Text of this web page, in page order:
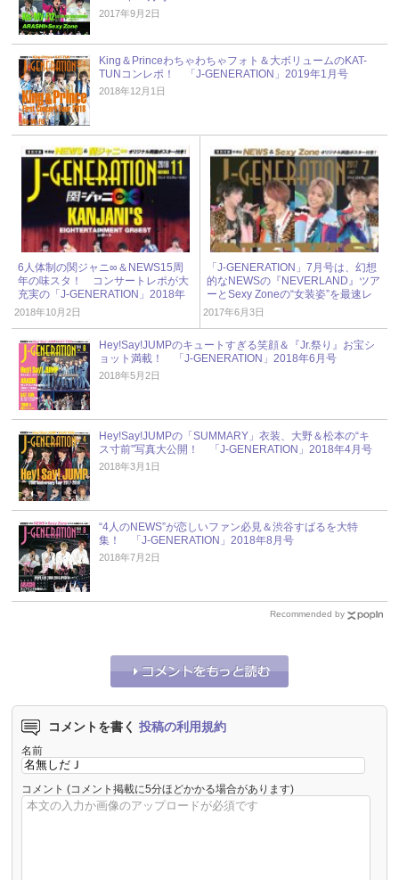
2017年9月2日
King＆Princeわちゃわちゃフォト＆大ボリュームのKAT-
TUNコンレポ！ 「J-GENERATION」2019年1月号
2018年12月1日
6人体制の関ジャニ∞＆NEWS15周
年の味スタ！ コンサートレポが大
充実の「J-GENERATION」2018年
11月号
2018年10月2日
「J-GENERATION」7月号は、幻想
的なNEWSの『NEVERLAND』ツア
ーとSexy Zoneの“女装姿”を最速レ
ポート！
2017年6月3日
Hey!Say!JUMPのキュートすぎる笑顔＆『Jr.祭り』お宝シ
ョット満載！ 「J-GENERATION」2018年6月号
2018年5月2日
Hey!Say!JUMPの「SUMMARY」衣装、大野＆松本の“キ
ス寸前”写真大公開！ 「J-GENERATION」2018年4月号
2018年3月1日
“4人のNEWS”が恋しいファン必見＆渋谷すばるを大特
集！ 「J-GENERATION」2018年8月号
2018年7月2日
Recommended by
コメントを書く 投稿の利用規約
名前
コメント (コメント掲載に5分ほどかかる場合があります)